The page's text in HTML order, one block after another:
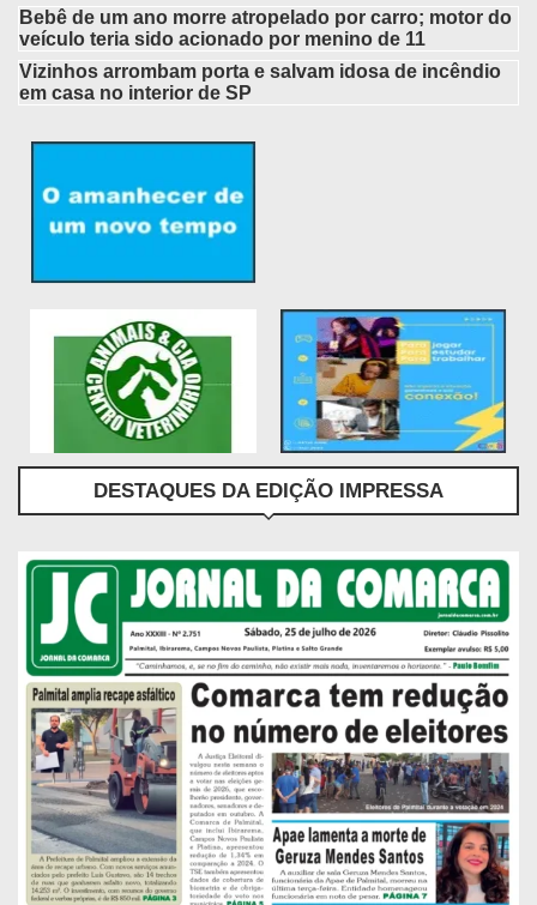
Bebê de um ano morre atropelado por carro; motor do
veículo teria sido acionado por menino de 11
Vizinhos arrombam porta e salvam idosa de incêndio
em casa no interior de SP
DESTAQUES DA EDIÇÃO IMPRESSA